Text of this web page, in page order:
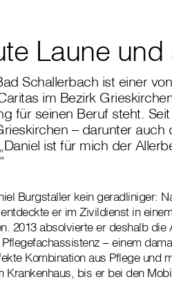
Laune
Schallerbach ist einer
im Bezirk
für seinen Beruf steht.
– darunter auch
ist für mich der
Burgstaller kein geradliniger:
er im Zivildienst in
2013 absolvierte er deshalb die
– einem
Kombination aus Pflege und
Krankenhaus, bis er bei den